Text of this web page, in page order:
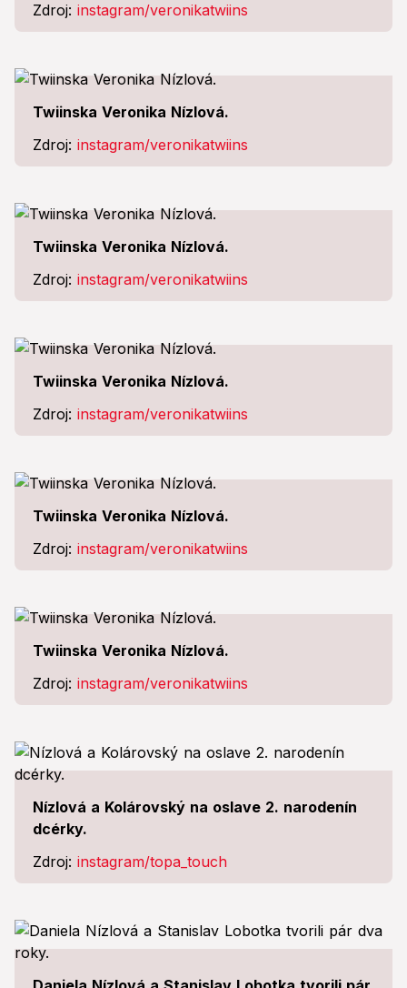
Zdroj: instagram/veronikatwiins
Twiinska Veronika Nízlová.
Zdroj: instagram/veronikatwiins
Twiinska Veronika Nízlová.
Zdroj: instagram/veronikatwiins
Twiinska Veronika Nízlová.
Zdroj: instagram/veronikatwiins
Twiinska Veronika Nízlová.
Zdroj: instagram/veronikatwiins
Twiinska Veronika Nízlová.
Zdroj: instagram/veronikatwiins
Nízlová a Kolárovský na oslave 2. narodenín
dcérky.
Zdroj: instagram/topa_touch